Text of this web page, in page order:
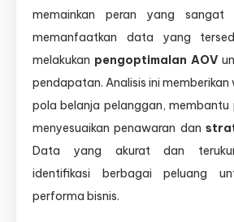
memainkan peran yang sangat
memanfaatkan data yang
melakukan pengoptimalan AOV
pendapatan. Analisis ini
pola belanja pelanggan, membantu
menyesuaikan penawaran dan
Data yang akurat dan terukur
identifikasi berbagai peluang
performa bisnis.